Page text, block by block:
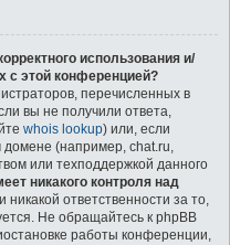
использования и/
с этой конференцией?
перечисленных в
вы не получили ответа,
whois lookup) или, если
(например, chat.ru,
или техподдержкой данного
никакого контроля над
никакой ответственности за то,
Не обращайтесь к phpBB
работы конференции,